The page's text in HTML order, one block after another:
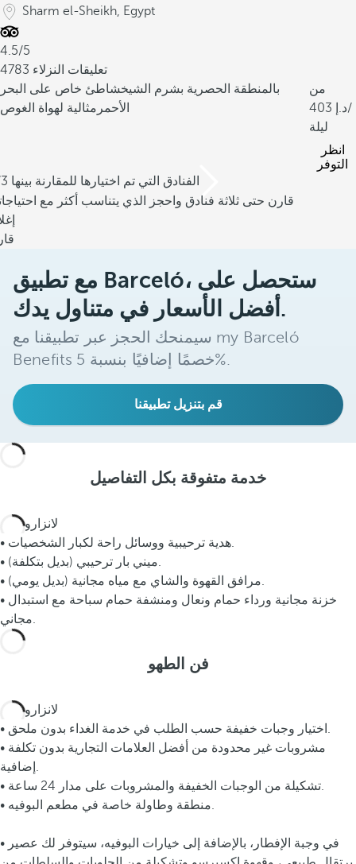
Sharm el-Sheikh, Egypt
4.5/5
4783 تعليقات النزلاء
بالمنطقة الحصرية بشرم الشيخشاطئ خاص على البحر
الأحمر مثالية لهواة الغوص
من
403
/
ليلة
انظر
التوفر
/3 الفنادق التي تم اختيارها للمقارنة بينها
قارن حتى ثلاثة فنادق واحجز الذي يتناسب أكثر مع
مع تطبيق Barceló، ستحصل على
أفضل الأسعار في متناول يدك.
سيمنحك الحجز عبر تطبيقنا مع my Barceló
Benefits خصمًا إضافيًا بنسبة 5%.
قم بتنزيل تطبيقنا
خدمة متفوقة بكل التفاصيل
• هدية ترحيبية ووسائل راحة لكبار الشخصيات.
• ميني بار ترحيبي (بديل بتكلفة).
• مرافق القهوة والشاي مع مياه مجانية (بديل يومي).
• خزنة مجانية ورداء حمام ونعال ومنشفة حمام سباحة مع استبدال
مجاني.
فن الطهو
• اختيار وجبات خفيفة حسب الطلب في خدمة الغداء بدون ملحق.
• مشروبات غير محدودة من أفضل العلامات التجارية بدون تكلفة
إضافية.
• تشكيلة من الوجبات الخفيفة والمشروبات على مدار 24 ساعة.
• منطقة وطاولة خاصة في مطعم البوفيه.
• في وجبة الإفطار، بالإضافة إلى خيارات البوفيه، سيتوفر لك عصير